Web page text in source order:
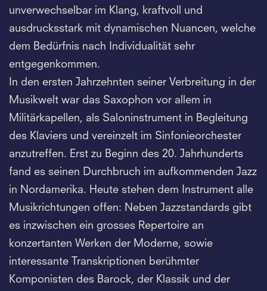
unverwechselbar im Klang, kraftvoll und
ausdrucksstark mit dynamischen Nuancen, welche
dem Bedürfnis nach Individualität sehr
entgegenkommen.
In den ersten Jahrzehnten seiner Verbreitung in der
Musikwelt war das Saxophon vor allem in
Militärkapellen, als Saloninstrument in Begleitung
des Klaviers und vereinzelt im Sinfonieorchester
anzutreffen. Erst zu Beginn des 20. Jahrhunderts
fand es seinen Durchbruch im aufkommenden Jazz
in Nordamerika. Heute stehen dem Instrument alle
Musikrichtungen offen: Neben Jazzstandards gibt
es inzwischen ein grosses Repertoire an
konzertanten Werken der Moderne, sowie
interessante Transkriptionen berühmter
Komponisten des Barock, der Klassik und der